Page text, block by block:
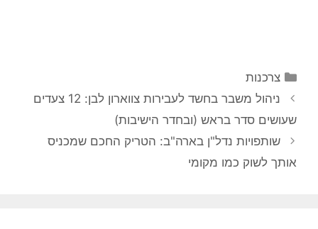
קטגוריות
צרכנות
ניווט
פוסטים
ניהול משבר בחשד לעבירות צווארון לבן: 12 צעדים
שעושים סדר בראש (ובחדר הישיבות)
שותפויות נדל"ן בארה"ב: הטריק החכם שמכניס
אותך לשוק כמו מקומי